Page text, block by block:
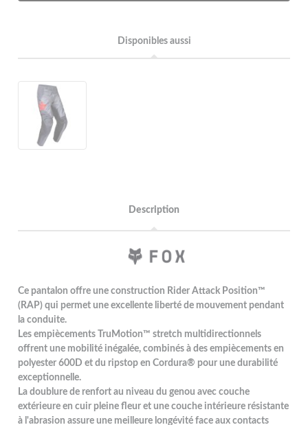
Disponibles aussi
Description
Ce pantalon offre une construction Rider Attack Position™
(RAP) qui permet une excellente liberté de mouvement pendant
la conduite.
Les empiècements TruMotion™ stretch multidirectionnels
offrent une mobilité inégalée, combinés à des empiècements en
polyester 600D et du ripstop en Cordura® pour une durabilité
exceptionnelle.
La doublure de renfort au niveau du genou avec couche
extérieure en cuir pleine fleur et une couche intérieure résistante
à l'abrasion assure une meilleure longévité face aux contacts